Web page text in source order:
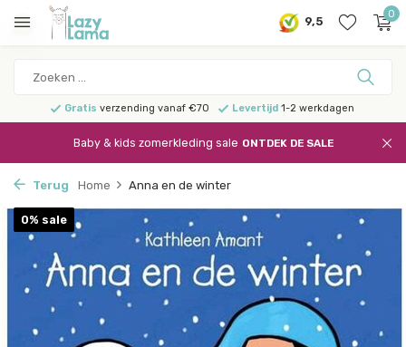
9,5
0
Gratis verzending vanaf €70 Levertijd1-2 werkdagen
Baby & kids zomerkleding sale ONTDEK DE SALE
Terug Home Anna en de winter
0% sale